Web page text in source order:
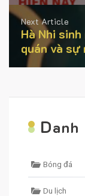
Next Article
Hà Nhi
quán và sự
Danh
Bóng đá
Du lịch